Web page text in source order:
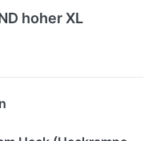
hoher XL